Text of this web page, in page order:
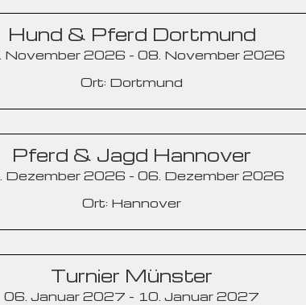
Hund & Pferd Dortmund
November 2026 - 08. November 2026
Ort: Dortmund
Pferd & Jagd Hannover
Dezember 2026 - 06. Dezember 2026
Ort: Hannover
Turnier Münster
06. Januar 2027 - 10. Januar 2027